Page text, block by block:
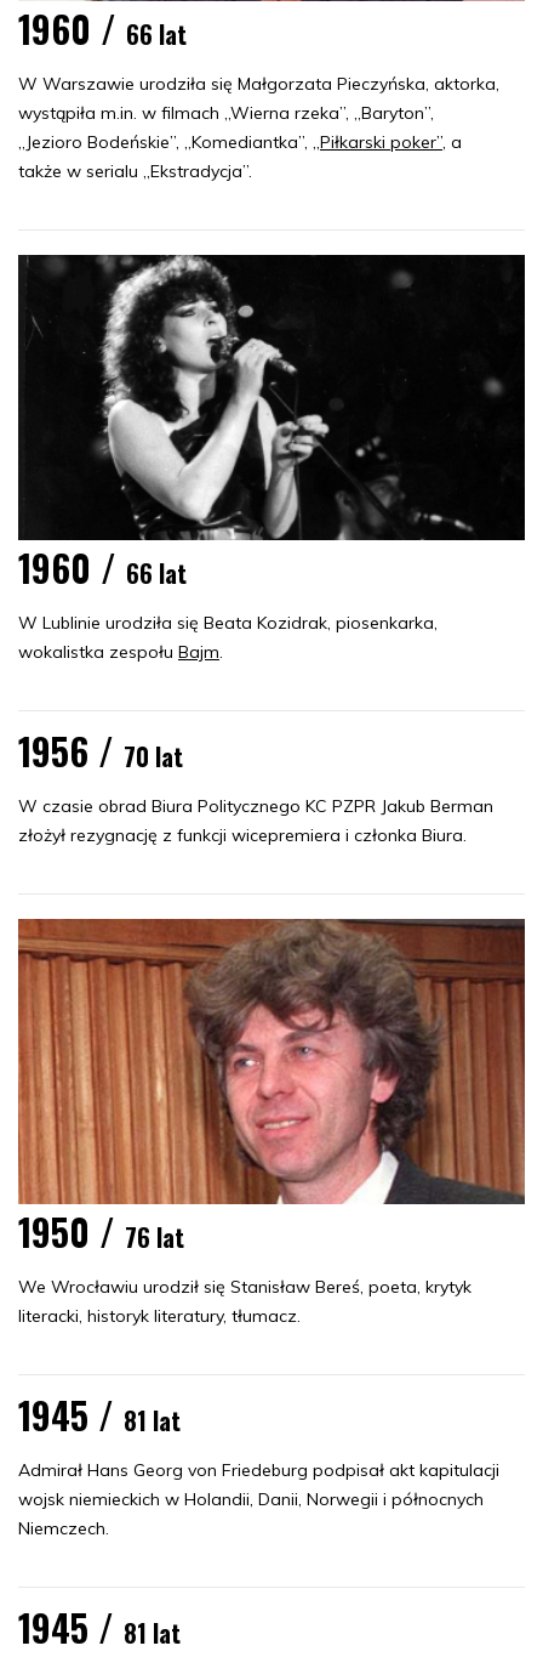
1960 / 66 lat
W Warszawie urodziła się Małgorzata Pieczyńska, aktorka,
wystąpiła m.in. w filmach „Wierna rzeka”, „Baryton”,
„Jezioro Bodeńskie”, „Komediantka”, „Piłkarski poker”, a
także w serialu „Ekstradycja”.
1960 / 66 lat
W Lublinie urodziła się Beata Kozidrak, piosenkarka,
wokalistka zespołu Bajm.
1956 / 70 lat
W czasie obrad Biura Politycznego KC PZPR Jakub Berman
złożył rezygnację z funkcji wicepremiera i członka Biura.
1950 / 76 lat
We Wrocławiu urodził się Stanisław Bereś, poeta, krytyk
literacki, historyk literatury, tłumacz.
1945 / 81 lat
Admirał Hans Georg von Friedeburg podpisał akt kapitulacji
wojsk niemieckich w Holandii, Danii, Norwegii i północnych
Niemczech.
1945 / 81 lat